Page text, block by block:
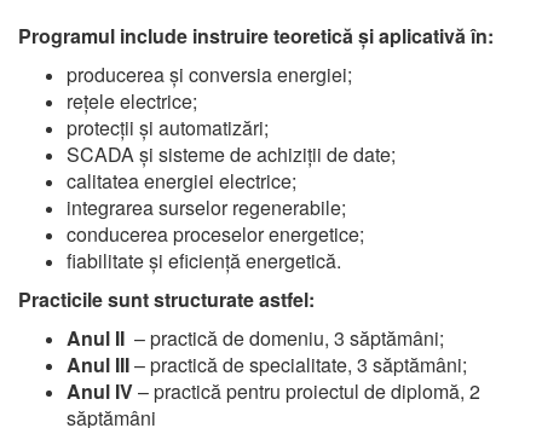
Programul include instruire teoretică și aplicativă în:
producerea și conversia energiei;
rețele electrice;
protecții și automatizări;
SCADA și sisteme de achiziții de date;
calitatea energiei electrice;
integrarea surselor regenerabile;
conducerea proceselor energetice;
fiabilitate și eficiență energetică.
Practicile sunt structurate astfel:
Anul II – practică de domeniu, 3 săptămâni;
Anul III– practică de specialitate, 3 săptămâni;
Anul IV– practică pentru proiectul de diplomă, 2
săptămâni